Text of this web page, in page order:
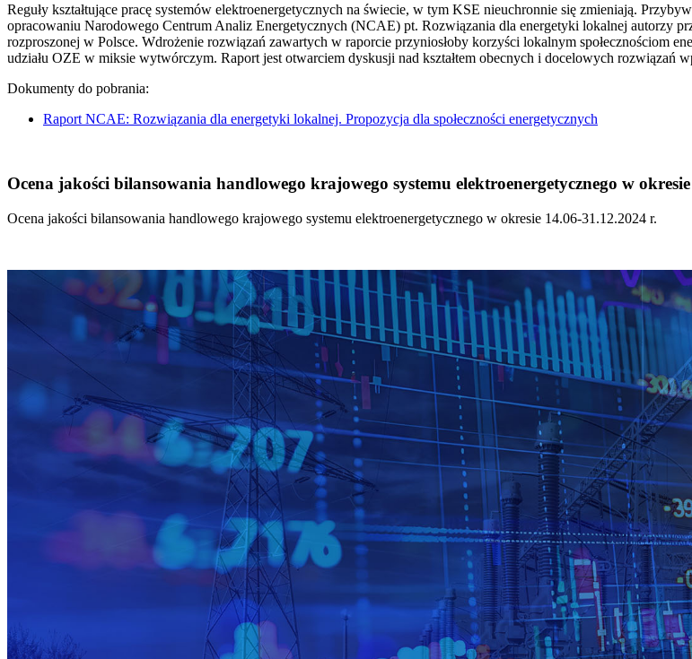
Reguły kształtujące pracę systemów elektroenergetycznych na świecie, w tym KSE nieuchronnie się zmieniają.
opracowaniu Narodowego Centrum Analiz Energetycznych (NCAE) pt. Rozwiązania dla energetyki lokalnej autorzy
rozproszonej w Polsce. Wdrożenie rozwiązań zawartych w raporcie przyniosłoby korzyści lokalnym społecznościom
udziału OZE w miksie wytwórczym. Raport jest otwarciem dyskusji nad kształtem obecnych i docelowych rozwiązań
Dokumenty do pobrania:
Raport NCAE: Rozwiązania dla energetyki lokalnej. Propozycja dla społeczności energetycznych
Ocena jakości bilansowania handlowego krajowego systemu elektroenergetycznego w
Ocena jakości bilansowania handlowego krajowego systemu elektroenergetycznego w okresie 14.06-31.12.2024 r.